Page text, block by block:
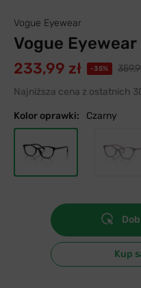
Vogue Eyewear
Vogue
233,99 zł -35%
Najniższa cena z ostatnich
Kolor oprawki: Czarny
Kup